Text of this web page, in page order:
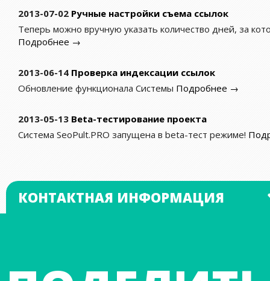
2013-07-02 Ручные настройки съема ссылок
Теперь можно вручную указать количество дней, за
Подробнее →
2013-06-14 Проверка индексации ссылок
Обновление функционала Системы Подробнее →
2013-05-13 Beta-тестирование проекта
Система SeoPult.PRO запущена в beta-тест режиме!
КОНТАКТНАЯ ИНФОРМАЦИЯ